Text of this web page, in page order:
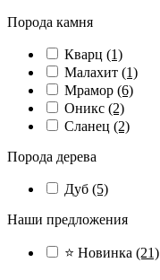
Порода камня
Кварц (1)
Малахит (1)
Мрамор (6)
Оникс (2)
Сланец (2)
Порода дерева
Дуб (5)
Наши предложения
⭐ Новинка (21)